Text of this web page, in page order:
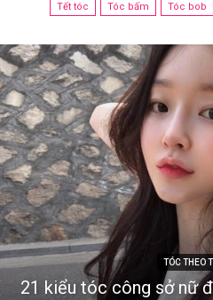
Tết tóc Tóc bấm Tóc bob
TÓC THEO
21 kiểu tóc công sở nữ